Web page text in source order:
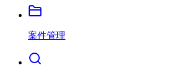
案件管理